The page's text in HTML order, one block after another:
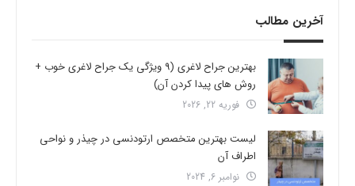
آخرین مطالب
بهترین جراح لاغری (9 ویژگی یک جراح لاغری خوب +
روش های پیدا کردن آن)
فوریه 22, 2026
لیست بهترین متخصص ارتودنسی در چیذر و نواحی
اطراف آن
نوامبر 6, 2024